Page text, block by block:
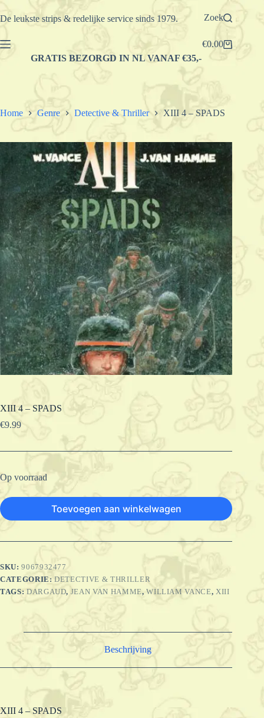
Ga
naar
De leukste strips & redelijke service sinds 1979. Zoek
Winkelwagen
€0.00
GRATIS BEZORGD IN NL VANAF €35,-
Home Genre Detective & Thriller XIII 4 – SPADS
XIII 4 – SPADS
€9.99
Op voorraad
Toevoegen aan winkelwagen
SKU:9067932477
CATEGORIE:DETECTIVE & THRILLER
TAGS: DARGAUD, JEAN VAN HAMME,WILLIAM VANCE, XIII
Beschrijving
XIII 4 – SPADS